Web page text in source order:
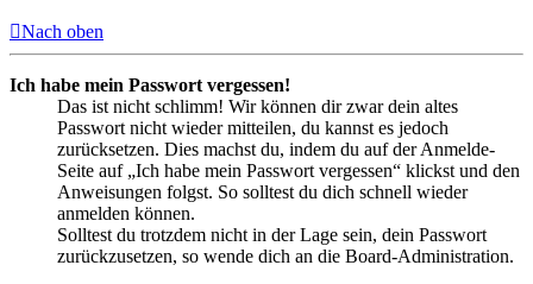
Nach oben
Ich habe mein Passwort vergessen!
Das ist nicht schlimm! Wir können dir zwar dein altes
Passwort nicht wieder mitteilen, du kannst es jedoch
zurücksetzen. Dies machst du, indem du auf der Anmelde-
Seite auf „Ich habe mein Passwort vergessen“ klickst und den
Anweisungen folgst. So solltest du dich schnell wieder
anmelden können.
Solltest du trotzdem nicht in der Lage sein, dein Passwort
zurückzusetzen, so wende dich an die Board-Administration.